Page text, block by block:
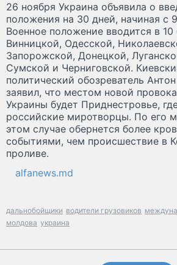
26 ноября Украина объявила о
положения на 30 дней, начиная с
Военное положение вводится в 10
Винницкой, Одесской,
Запорожской, Донецкой,
Сумской и Черниговской.
политический обозреватель
заявил, что местом новой
Украины будет Приднестровье,
российские миротворцы. По его
этом случае обернется более
событиями, чем происшествие в
проливе.
alfanews.md
дальнобойщики водители грузовиков
молдова украина